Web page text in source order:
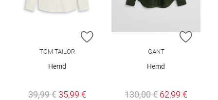
ZUR WUNSCHLISTE HINZUFÜGEN
TOM TAILOR
Hemd
39,99 € 35,99 €
ZUR
GANT
Hemd
130,00 € 62,99 €